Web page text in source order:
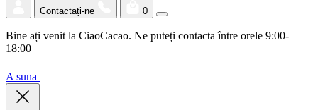
Contactați-ne
0
Bine ați venit la CiaoCacao. Ne puteți contacta între orele 9:00-
18:00
A suna